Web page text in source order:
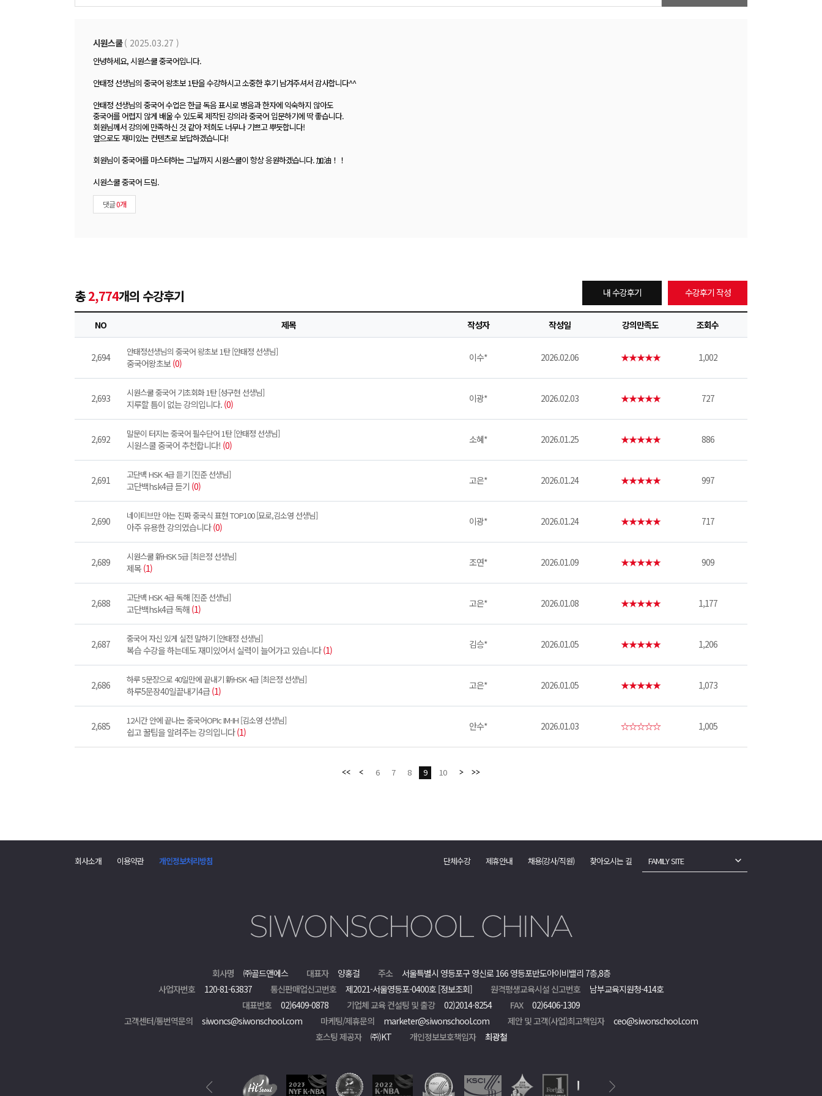
시원스쿨( 2025.03.27 )
안녕하세요, 시원스쿨 중국어입니다.
안태정 선생님의 중국어 왕초보 1탄을 수강하시고 소중한 후기 남겨주셔서 감사합니다^^
안태정 선생님의 중국어 수업은 한글 독음 표시로 병음과 한자에 익숙하지 않아도
중국어를 어렵지 않게 배울 수 있도록 제작된 강의라 중국어 입문하기에 딱 좋습니다.
회원님께서 강의에 만족하신 것 같아 저희도 너무나 기쁘고 뿌듯합니다!
앞으로도 재미있는 컨텐츠로 보답하겠습니다!
회원님이 중국어를 마스터하는 그날까지 시원스쿨이 항상 응원하겠습니다. 加油！！
시원스쿨 중국어 드림.
댓글0개
총2,774개의 수강후기 내 수강후기 수강후기 작성
NO 제목 작성자 작성일 강의만족도 조회수
2,694 안태정선생님의 중국어 왕초보 1탄 [안태정 선생님]
중국어왕초보 (0) 이수* 2026.02.06 ★★★★★ 1,002
2,693 시원스쿨 중국어 기초회화 1탄 [성구현 선생님]
지루할 틈이 없는 강의입니다. (0) 이광* 2026.02.03 ★★★★★ 727
2,692 말문이 터지는 중국어 필수단어 1탄 [안태정 선생님]
시원스쿨 중국어 추천합니다! (0) 소혜* 2026.01.25 ★★★★★ 886
2,691 고단백 HSK 4급 듣기 [진준 선생님]
고단백hsk4급 듣기 (0) 고은* 2026.01.24 ★★★★★ 997
2,690 네이티브만 아는 진짜 중국식 표현 TOP100 [묘로,김소영 선생님]
아주 유용한 강의였습니다(0) 이광* 2026.01.24 ★★★★★ 717
2,689 시원스쿨 新HSK 5급 [최은정 선생님]
제목 (1) 조연* 2026.01.09 ★★★★★ 909
2,688 고단백 HSK 4급 독해 [진준 선생님]
고단백hsk4급 독해 (1) 고은* 2026.01.08 ★★★★★ 1,177
2,687 중국어 자신 있게 실전 말하기 [안태정 선생님]
복습 수강을 하는데도 재미있어서 실력이 늘어가고 있습니다(1) 김승* 2026.01.05 ★★★★★ 1,206
2,686 하루 5문장으로 40일만에 끝내기 新HSK 4급 [최은정 선생님]
하루5문장40일끝내기4급 (1) 고은* 2026.01.05 ★★★★★ 1,073
2,685 12시간 안에 끝나는 중국어OPIc IM-IH [김소영 선생님]
쉽고 꿀팁을 알려주는 강의입니다(1) 안수* 2026.01.03 ☆☆☆☆☆ 1,005
6 7 8 9 10
회사소개 이용약관 개인정보처리방침 단체수강 제휴안내 채용(강사/직원) 찾아오시는 길 FAMILY SITE
회사명 ㈜골드앤에스 대표자 양홍걸 주소
서울특별시 영등포구 영신로 166 영등포반도아이비밸리 7층,8층
사업자번호
120-81-63837 통신판매업신고번호 제2021-서울영등포-0400호 [정보조회] 원격평생교육시설 신고번호
남부교육지원청-414호
대표번호
02)6409-0878 기업체 교육 컨설팅 및 출강 02)2014-8254 FAX
02)6406-1309
고객센터/통번역문의
siwoncs@siwonschool.com 마케팅/제휴문의 marketer@siwonschool.com 제안 및 고객(사업)최고책임자
ceo@siwonschool.com
호스팅 제공자
㈜)KT 개인정보보호책임자 최광철